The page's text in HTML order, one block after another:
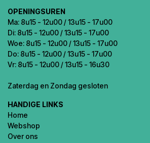
OPENINGSUREN
Ma: 8u15 - 12u00 / 13u15 - 17u00
Di: 8u15 - 12u00 / 13u15 - 17u00
Woe: 8u15 - 12u00 / 13u15 - 17u00
Do: 8u15 - 12u00 / 13u15 - 17u00
Vr: 8u15 - 12u00 / 13u15 - 16u30
Zaterdag en Zondag gesloten
HANDIGE LINKS
Home
Webshop
Over ons